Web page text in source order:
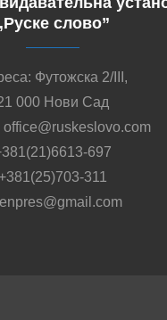
слово”
Футожска 2/III,
000 Нови Сад
office@ruskeslovo.com
697
+381(25)703-311